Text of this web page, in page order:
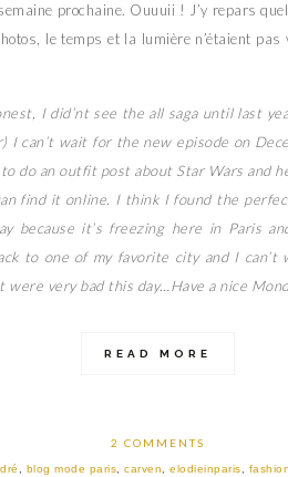
prochaine. Ouuuii ! J’y repars
le temps et la lumière n’étaient
I did’nt see the all saga until last
I can’t wait for the new episode on
to do an outfit post about Star Wars and
find it online. I think I found the
because it’s freezing here in Paris
to one of my favorite city and I
very bad this day…Have a nice
READ MORE
2 COMMENTS
blog mode paris ,carven ,elodieinparis